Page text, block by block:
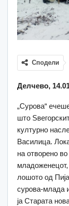
Сподели
Делчево,
„Сурова“
што
културно
Василица.
на отворено во
лошото од
сурова-млада
ја Старата